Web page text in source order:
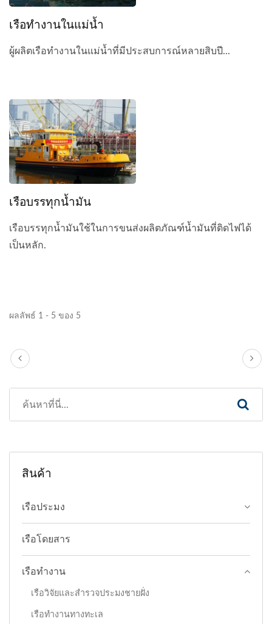
เรือทำงานในแม่น้ำ
ผู้ผลิตเรือทำงานในแม่น้ำที่มีประสบการณ์หลายสิบปี...
เรือบรรทุกน้ำมัน
เรือบรรทุกน้ำมันใช้ในการขนส่งผลิตภัณฑ์น้ำมันที่ติดไฟได้
เป็นหลัก.
ผลลัพธ์ 1 - 5 ของ 5
สินค้า
เรือประมง
เรือโดยสาร
เรือทำงาน
เรือวิจัยและสำรวจประมงชายฝั่ง
เรือทำงานทางทะเล